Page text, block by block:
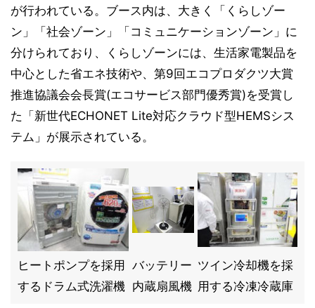
が行われている。ブース内は、大きく「くらしゾー
ン」「社会ゾーン」「コミュニケーションゾーン」に
分けられており、くらしゾーンには、生活家電製品を
中心とした省エネ技術や、第9回エコプロダクツ大賞
推進協議会会長賞(エコサービス部門優秀賞)を受賞し
た「新世代ECHONET Lite対応クラウド型HEMSシス
テム」が展示されている。
ヒートポンプを採用
するドラム式洗濯機
バッテリー
内蔵扇風機
ツイン冷却機を採
用する冷凍冷蔵庫